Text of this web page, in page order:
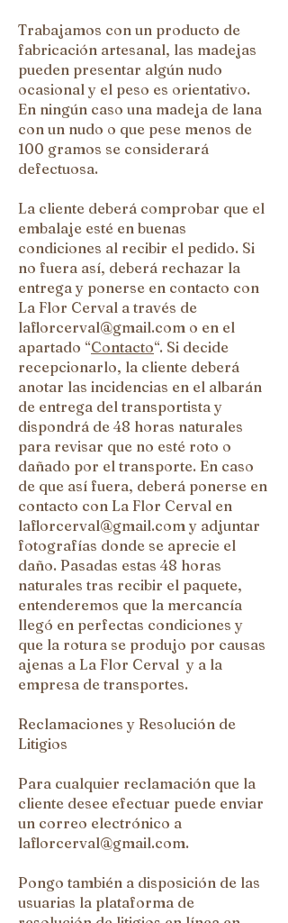
Trabajamos con un producto de
fabricación artesanal, las madejas
pueden presentar algún nudo
ocasional y el peso es orientativo.
En ningún caso una madeja de lana
con un nudo o que pese menos de
100 gramos se considerará
defectuosa.
La cliente deberá comprobar que el
embalaje esté en buenas
condiciones al recibir el pedido. Si
no fuera así, deberá rechazar la
entrega y ponerse en contacto con
La Flor Cerval a través de
laflorcerval@gmail.com o en el
apartado “Contacto“. Si decide
recepcionarlo, la cliente deberá
anotar las incidencias en el albarán
de entrega del transportista y
dispondrá de 48 horas naturales
para revisar que no esté roto o
dañado por el transporte. En caso
de que así fuera, deberá ponerse en
contacto con La Flor Cerval en
laflorcerval@gmail.com y adjuntar
fotografías donde se aprecie el
daño. Pasadas estas 48 horas
naturales tras recibir el paquete,
entenderemos que la mercancía
llegó en perfectas condiciones y
que la rotura se produjo por causas
ajenas a La Flor Cerval y a la
empresa de transportes.
Reclamaciones y Resolución de
Litigios
Para cualquier reclamación que la
cliente desee efectuar puede enviar
un correo electrónico a
laflorcerval@gmail.com.
Pongo también a disposición de las
usuarias la plataforma de